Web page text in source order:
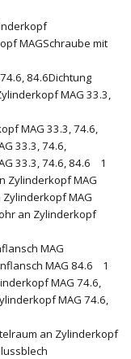
MAGSchraube mit
84.6Dichtung
MAG 33.3,
MAG 33.3, 74.6,
33.3, 74.6,
33.3, 74.6, 84.6 1
Zylinderkopf MAG
Zylinderkopf MAG
an Zylinderkopf
MAG
MAG 84.6 1
MAG 74.6,
MAG 74.6,
an Zylinderkopf